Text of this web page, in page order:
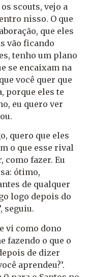
scouts, vejo a
nisso. O que
que eles
vão ficando
tenho um plano
se encaixam na
você quer que
porque eles te
eu quero ver
quero que eles
o que esse rival
como fazer. Eu
ótimo,
de qualquer
logo depois do
seguiu.
vi como dono
fazendo o que o
de dizer
aprendeu?’.